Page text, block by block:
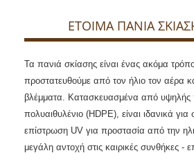
ΕΤΟΙΜΑ ΠΑΝΙΑ
Τα πανιά σκίασης είναι ένας ακόμα
προστατευθούμε από τον ήλιο τον αέρα
βλέμματα. Κατασκευασμένα από υψηλής
πολυαιθυλένιο (HDPE), είναι ιδανικά για
επίστρωση UV για προστασία από την
μεγάλη αντοχή στις καιρικές συνθήκες -